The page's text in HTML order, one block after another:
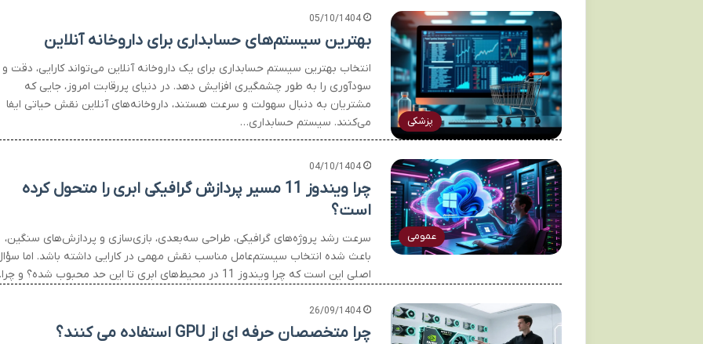
پزشکی
05/10/1404
بهترین سیستم‌های حسابداری برای داروخانه آنلاین
انتخاب بهترین سیستم حسابداری برای یک داروخانه آنلاین می‌تواند کارایی، دقت و
سودآوری را به طور چشمگیری افزایش دهد. در دنیای پررقابت امروز، جایی که
مشتریان به دنبال سهولت و سرعت هستند، داروخانه‌های آنلاین نقش حیاتی ایفا
می‌کنند. سیستم حسابداری…
عمومی
04/10/1404
چرا ویندوز 11 مسیر پردازش گرافیکی ابری را متحول کرده
است؟
سرعت رشد پروژه‌های گرافیکی، طراحی سه‌بعدی، بازی‌سازی و پردازش‌های سنگین،
باعث شده انتخاب سیستم‌عامل مناسب نقش مهمی در کارایی داشته باشد. اما
اصلی این است که چرا ویندوز 11 در محیط‌های ابری تا این حد محبوب شده؟ و چرا…
26/09/1404
چرا متخصصان حرفه ای از GPU استفاده می کنند؟